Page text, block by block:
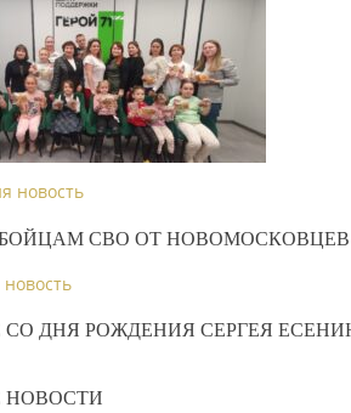
новость
СВО ОТ НОВОМОСКОВЦЕВ
СО ДНЯ РОЖДЕНИЯ СЕРГЕЯ